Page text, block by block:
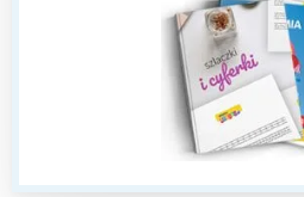
Interesują mnie
tego